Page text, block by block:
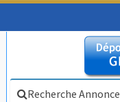
Recherche Annonce